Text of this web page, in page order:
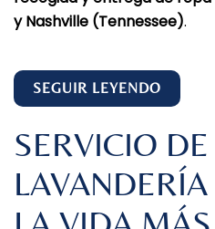
y Nashville (Tennessee).
SEGUIR LEYENDO
SERVICIO DE